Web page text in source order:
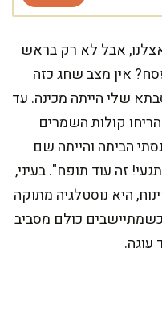
אצלנו, אבל לא רק בראש
אין מצב שחג כזה
שלי הייתה מכינה. עד
קולות השמרים
הביתה והייתה שם
זה עוד תופח". בעיני,
היא נוסטלגיה מתוקה
כולם מסביב
עוגה.